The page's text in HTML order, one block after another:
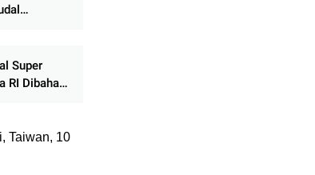
Super
RI Dibahas
Taiwan, 10